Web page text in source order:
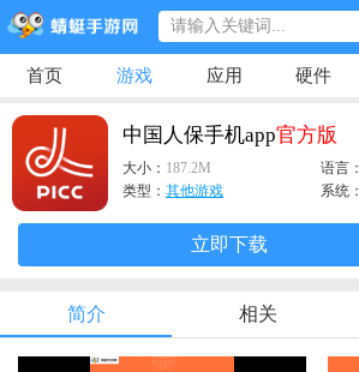
首页 游戏 应用 硬件
专题
中国人保手机app官方版
大小： 187.2M 语言：
类型： 其他游戏 系统：
立即下载
简介 相关